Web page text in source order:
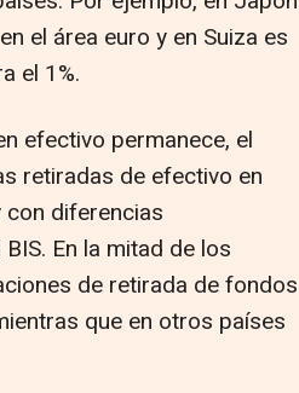
el área euro y en Suiza es
el 1%.
efectivo permanece, el
retiradas de efectivo en
diferencias
En la mitad de los
de retirada de fondos
que en otros países